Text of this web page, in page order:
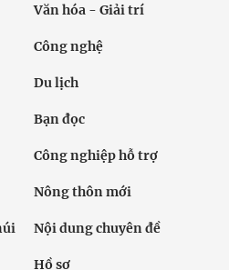
Văn hóa - Giải trí
Công nghệ
Du lịch
Bạn đọc
Công nghiệp hỗ trợ
Nông thôn mới
Nội dung chuyên đề
Hồ sơ